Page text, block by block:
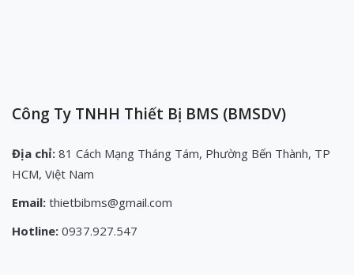
Công Ty TNHH Thiết Bị BMS (BMSDV)
Địa chỉ: 81 Cách Mạng Tháng Tám, Phường Bến Thành, TP
HCM, Việt Nam
Email: thietbibms@gmail.com
Hotline: 0937.927.547